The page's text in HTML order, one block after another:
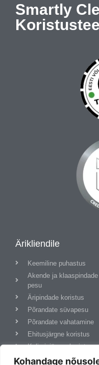
Kohandage
Smartly
Ärikliendile
Keemiline puhastus
Akende ja klaaspindade
pesu
Äripindade koristus
Põrandate süvapesu
Põrandate vahatamine
Ehitusjärgne koristus
Kolimisjärgne koristus
Privaatsuspoliitika